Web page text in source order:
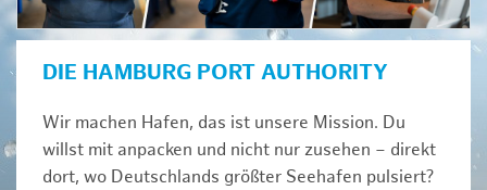
DIE HAMBURG PORT AUTHORITY
Wir machen Hafen, das ist unsere Mission. Du
willst mit anpacken und nicht nur zusehen – direkt
dort, wo Deutschlands größter Seehafen pulsiert?